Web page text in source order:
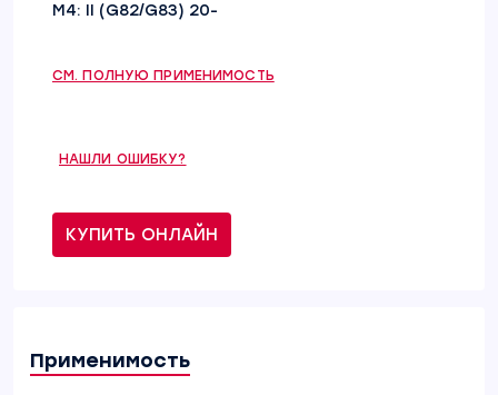
M4: II (G82/G83) 20-
СМ. ПОЛНУЮ ПРИМЕНИМОСТЬ
НАШЛИ ОШИБКУ?
КУПИТЬ ОНЛАЙН
Применимость